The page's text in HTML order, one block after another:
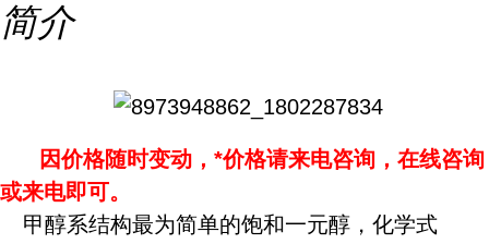
简介
因价格随时变动，*价格请来电咨询，在线咨询
或来电即可。
甲醇系结构最为简单的饱和一元醇，化学式